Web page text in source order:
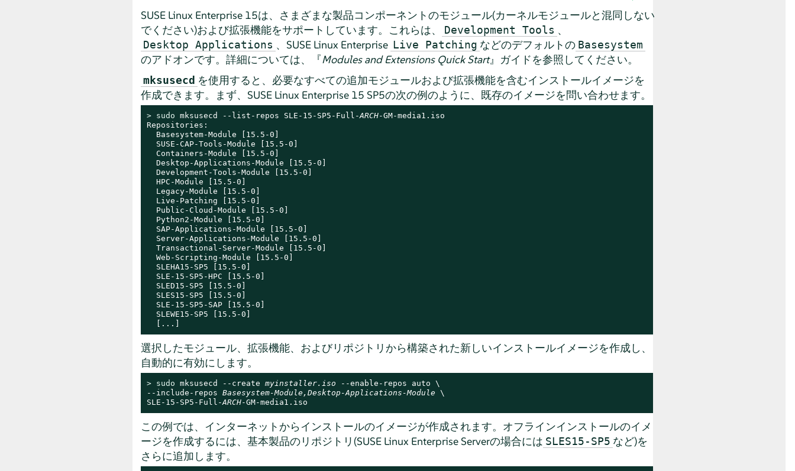
SUSE Linux Enterprise 15は、さまざまな製品コンポーネントのモジュール(カーネルモジュールと混同しない
でください)および拡張機能をサポートしています。これらは、
Development Tools 、
Desktop Applications 、SUSE Linux Enterprise Live Patching などのデフォルトの Basesystem
のアドオンです。詳細については、『Modules and Extensions Quick Start』ガイドを参照してください。
mksusecd を使用すると、必要なすべての追加モジュールおよび拡張機能を含むインストールイメージを
作成できます。まず、SUSE Linux Enterprise 15 SP5の次の例のように、既存のイメージを問い合わせます。
> sudo mksusecd --list-repos SLE-15-SP5-Full-ARCH-GM-media1.iso
Repositories:
  Basesystem-Module [15.5-0]
  SUSE-CAP-Tools-Module [15.5-0]
  Containers-Module [15.5-0]
  Desktop-Applications-Module [15.5-0]
  Development-Tools-Module [15.5-0]
  HPC-Module [15.5-0]
  Legacy-Module [15.5-0]
  Live-Patching [15.5-0]
  Public-Cloud-Module [15.5-0]
  Python2-Module [15.5-0]
  SAP-Applications-Module [15.5-0]
  Server-Applications-Module [15.5-0]
  Transactional-Server-Module [15.5-0]
  Web-Scripting-Module [15.5-0]
  SLEHA15-SP5 [15.5-0]
  SLE-15-SP5-HPC [15.5-0]
  SLED15-SP5 [15.5-0]
  SLES15-SP5 [15.5-0]
  SLE-15-SP5-SAP [15.5-0]
  SLEWE15-SP5 [15.5-0]
  [...]
選択したモジュール、拡張機能、およびリポジトリから構築された新しいインストールイメージを作成し、
自動的に有効にします。
> sudo mksusecd --create myinstaller.iso --enable-repos auto \
--include-repos Basesystem-Module,Desktop-Applications-Module \
SLE-15-SP5-Full-ARCH-GM-media1.iso
この例では、インターネットからインストールのイメージが作成されます。オフラインインストールのイメ
ージを作成するには、基本製品のリポジトリ(SUSE Linux Enterprise Serverの場合には SLES15-SP5 など)を
さらに追加します。